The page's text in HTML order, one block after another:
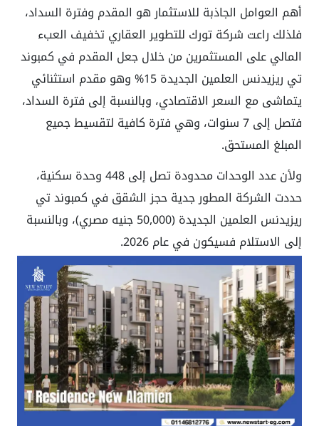
أهم العوامل الجاذبة للاستثمار هو المقدم وفترة السداد،
فلذلك راعت شركة تورك للتطوير العقاري تخفيف العبء
المالي على المستثمرين من خلال جعل المقدم في كمبوند
تي ريزيدنس العلمين الجديدة 15% وهو مقدم استثنائي
يتماشى مع السعر الاقتصادي، وبالنسبة إلى فترة السداد،
فتصل إلى 7 سنوات، وهي فترة كافية لتقسيط جميع
المبلغ المستحق.
ولأن عدد الوحدات محدودة تصل إلى 448 وحدة سكنية،
حددت الشركة المطور جدية حجز الشقق في كمبوند تي
ريزيدنس العلمين الجديدة (50,000 جنيه مصري)، وبالنسبة
إلى الاستلام فسيكون في عام 2026.